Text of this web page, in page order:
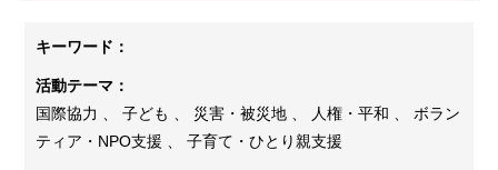
キーワード：
活動テーマ：
国際協力 、 子ども 、 災害・被災地 、 人権・平和 、 ボラン
ティア・NPO支援 、 子育て・ひとり親支援